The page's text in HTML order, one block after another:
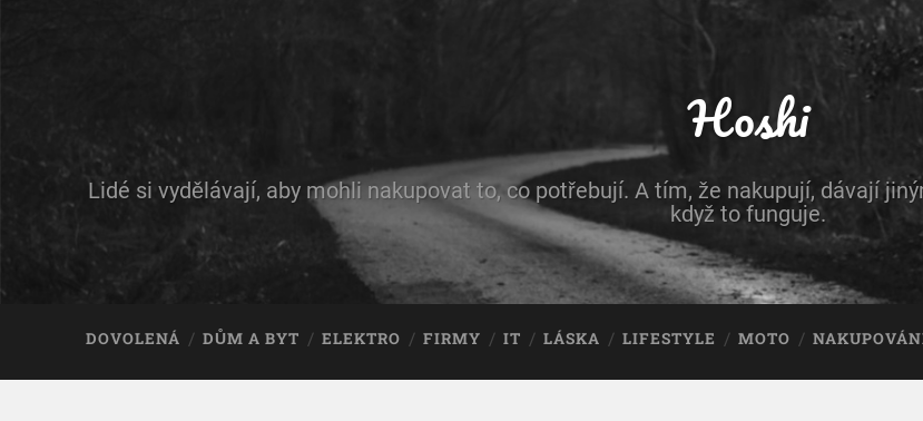
Hoshi
Lidé si vydělávají, aby mohli nakupovat to, co potřebují. A tím, že nakupují, dávají
když to funguje.
DOVOLENÁ DŮM A BYT ELEKTRO FIRMY IT LÁSKA LIFESTYLE MOTO